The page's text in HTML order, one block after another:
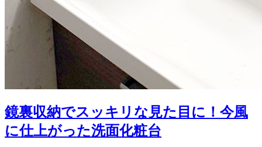
鏡裏収納でスッキリな見た目に！今風
に仕上がった洗面化粧台